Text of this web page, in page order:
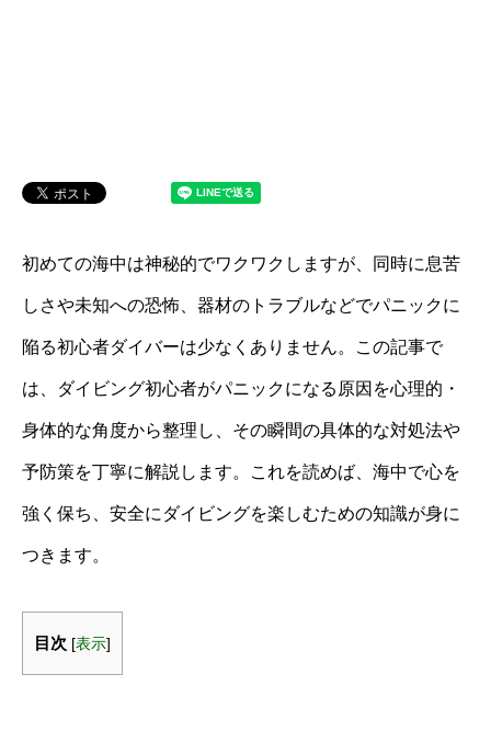
初めての海中は神秘的でワクワクしますが、同時に息苦
しさや未知への恐怖、器材のトラブルなどでパニックに
陥る初心者ダイバーは少なくありません。この記事で
は、ダイビング初心者がパニックになる原因を心理的・
身体的な角度から整理し、その瞬間の具体的な対処法や
予防策を丁寧に解説します。これを読めば、海中で心を
強く保ち、安全にダイビングを楽しむための知識が身に
つきます。
目次 [表示]